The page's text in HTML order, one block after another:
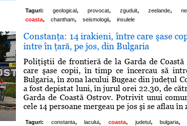
Taguri: geological, provocat, zguduit, zeelande,
coasta, chantham, seismologii, insulele
Constanţa: 14 irakieni, între care şase
intre în ţară, pe jos, din Bulgaria
Poliţiştii de frontieră de la Garda de
care şase copii, în timp ce încercau să
Bulgaria, în zona lacului Bugeac din judeţul
a fost depistat luni, în jurul orei 22.30, de
Garda de Coastă Ostrov. Potrivit unui
cele 14 persoane mergeau pe jos şi se aflau în
Taguri: constanta, lacului, coasta, judetul, bulgaria,